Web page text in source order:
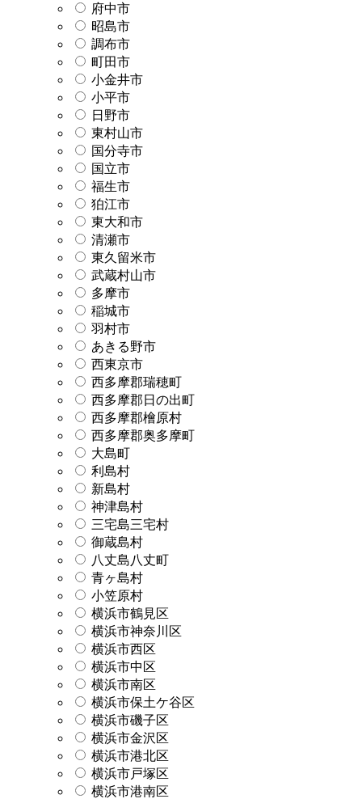
府中市
昭島市
調布市
町田市
小金井市
小平市
日野市
東村山市
国分寺市
国立市
福生市
狛江市
東大和市
清瀬市
東久留米市
武蔵村山市
多摩市
稲城市
羽村市
あきる野市
西東京市
西多摩郡瑞穂町
西多摩郡日の出町
西多摩郡檜原村
西多摩郡奥多摩町
大島町
利島村
新島村
神津島村
三宅島三宅村
御蔵島村
八丈島八丈町
青ヶ島村
小笠原村
横浜市鶴見区
横浜市神奈川区
横浜市西区
横浜市中区
横浜市南区
横浜市保土ケ谷区
横浜市磯子区
横浜市金沢区
横浜市港北区
横浜市戸塚区
横浜市港南区